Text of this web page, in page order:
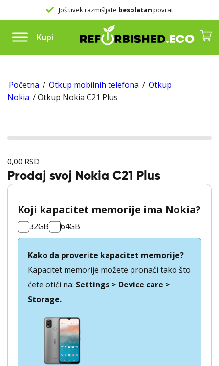
Još uvek razmišljate besplatan povrat
Kupi
Početna / Otkup mobilnih telefona / Otkup
Nokia / Otkup Nokia C21 Plus
0,00 RSD
Prodaj svoj Nokia C21 Plus
Koji kapacitet memorije ima Nokia?
32GB 64GB
Kako da proverite kapacitet memorije?
Kapacitet memorije možete pronaći tako što
ćete otići na: Settings > Device care >
Storage.